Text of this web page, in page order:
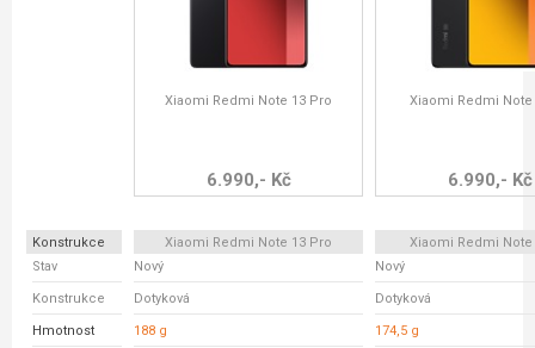
Xiaomi Redmi Note 13 Pro
6.990,- Kč
Xiaomi Redmi Note
6.990,- Kč
Konstrukce Xiaomi Redmi Note 13 Pro
Xiaomi Redmi Note
Stav
Nový Nový
Konstrukce Dotyková Dotyková
Hmotnost 188 g 174,5 g